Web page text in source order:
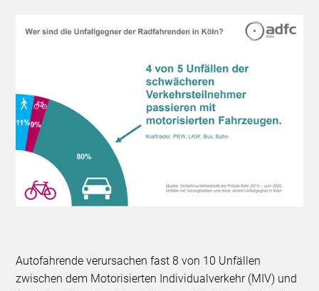
Autofahrende verursachen fast 8 von 10 Unfällen
zwischen dem Motorisierten Individualverkehr (MIV) und